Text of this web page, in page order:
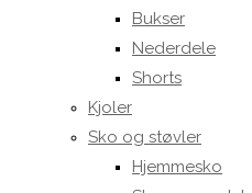
Bukser
Nederdele
Shorts
Kjoler
Sko og støvler
Hjemmesko